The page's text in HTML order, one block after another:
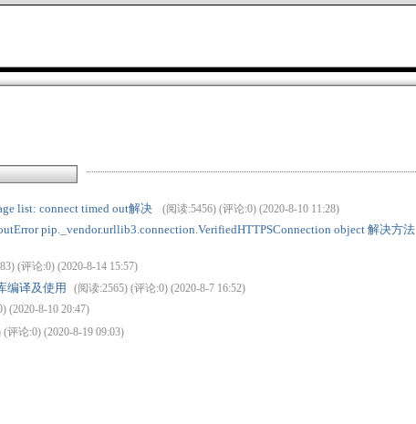
list: connect timed out解决 (阅读:5456) (评论:0) (2020-8-10 11:28)
pip._vendor.urllib3.connection.VerifiedHTTPSConnection object 解决方法
(评论:0) (2020-8-14 15:57)
编译及使用 (阅读:2565) (评论:0) (2020-8-7 16:52)
(2020-8-10 20:47)
(评论:0) (2020-8-19 09:03)